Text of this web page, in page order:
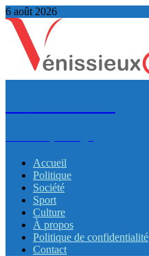
6 août 2026
Accueil
Politique
Société
Sport
Culture
À propos
Politique de confidentialité
Contact